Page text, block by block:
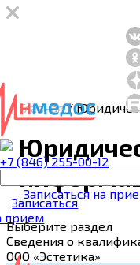
Записаться
прием
+7 (846) 255-00-12
Записаться на
Главная /
Выберите раздел
Сведения о
ООО «Эстетика»